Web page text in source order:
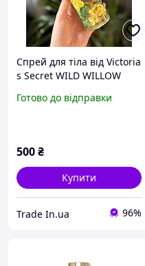
Спрей для тіла від Victoria
s Secret WILD WILLOW
Готово до відправки
500₴
Купити
Trade In.ua 96%